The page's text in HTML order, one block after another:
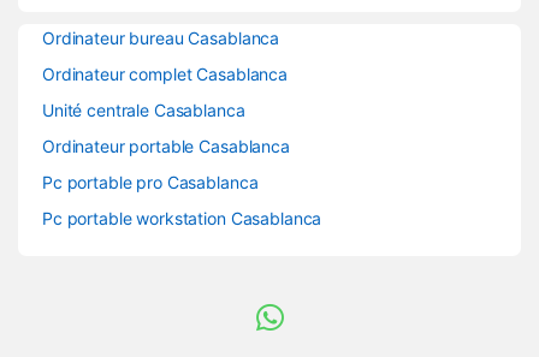
Ordinateur bureau Casablanca
Ordinateur complet Casablanca
Unité centrale Casablanca
Ordinateur portable Casablanca
Pc portable pro Casablanca
Pc portable workstation Casablanca